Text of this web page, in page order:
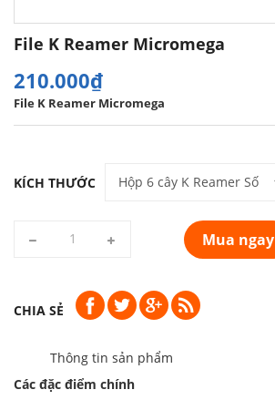
File K Reamer Micromega
210.000₫
File K Reamer Micromega
KÍCH THƯỚC
Mua ngay
CHIA SẺ
Thông tin sản phẩm
Các đặc điểm chính